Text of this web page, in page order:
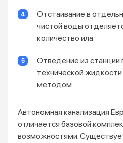
Отстаивание в
чистой воды
количество ила.
Отведение из станции
технической
методом.
Автономная канализация
отличается базовой
возможностями.